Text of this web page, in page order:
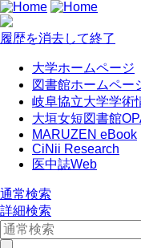
履歴を消去して終了
大学ホームページ
図書館ホームペー
岐阜協立大学学術
大垣女短図書館
MARUZEN eBook
CiNii Research
医中誌Web
通常検索
詳細検索